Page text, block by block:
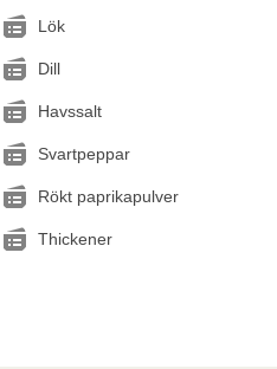
Lök
Dill
Havssalt
Svartpeppar
Rökt paprikapulver
Thickener